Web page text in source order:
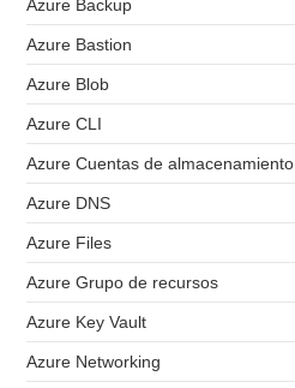
Azure Backup
Azure Bastion
Azure Blob
Azure CLI
Azure Cuentas de almacenamiento
Azure DNS
Azure Files
Azure Grupo de recursos
Azure Key Vault
Azure Networking